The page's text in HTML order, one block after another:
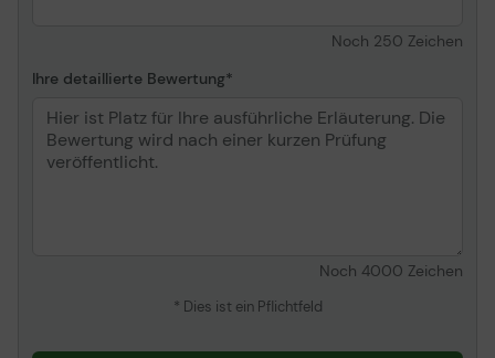
Noch 250 Zeichen
Ihre detaillierte Bewertung
Noch 4000 Zeichen
* Dies ist ein Pflichtfeld